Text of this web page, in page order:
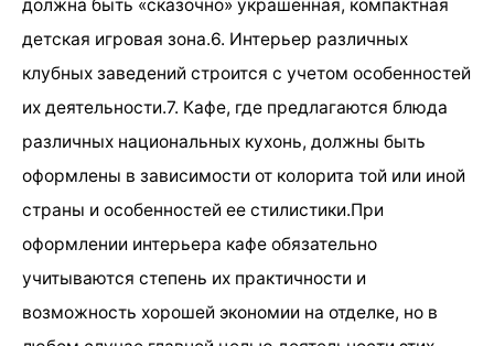
должна быть «сказочно» украшенная, компактная
детская игровая зона.6. Интерьер различных
клубных заведений строится с учетом особенностей
их деятельности.7. Кафе, где предлагаются блюда
различных национальных кухонь, должны быть
оформлены в зависимости от колорита той или иной
страны и особенностей ее стилистики.При
оформлении интерьера кафе обязательно
учитываются степень их практичности и
возможность хорошей экономии на отделке, но в